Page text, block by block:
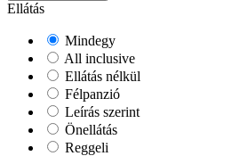
Ellátás
Mindegy
All inclusive
Ellátás nélkül
Félpanzió
Leírás szerint
Önellátás
Reggeli